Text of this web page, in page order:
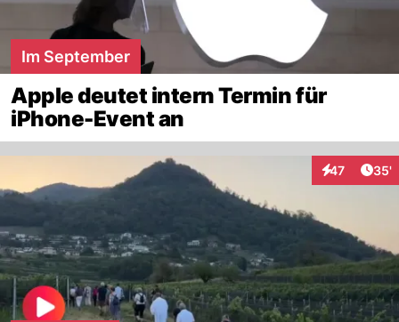
Im September
Apple deutet intern Termin für
iPhone-Event an
47
Interaktionen
35'